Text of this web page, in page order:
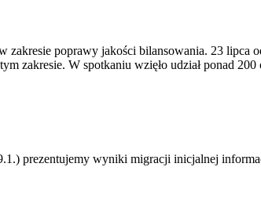
poprawy jakości bilansowania. 23 lipca
W spotkaniu wzięło udział ponad
prezentujemy wyniki migracji inicjalnej